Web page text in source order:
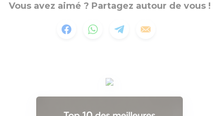
Vous avez aimé ? Partagez autour de vous !